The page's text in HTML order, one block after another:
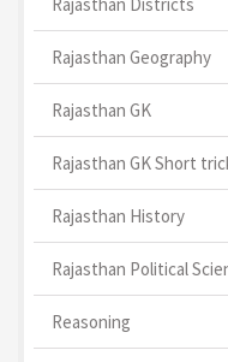
Rajasthan Districts
Rajasthan Geography
Rajasthan GK
Rajasthan GK Short
Rajasthan History
Rajasthan Political
Reasoning